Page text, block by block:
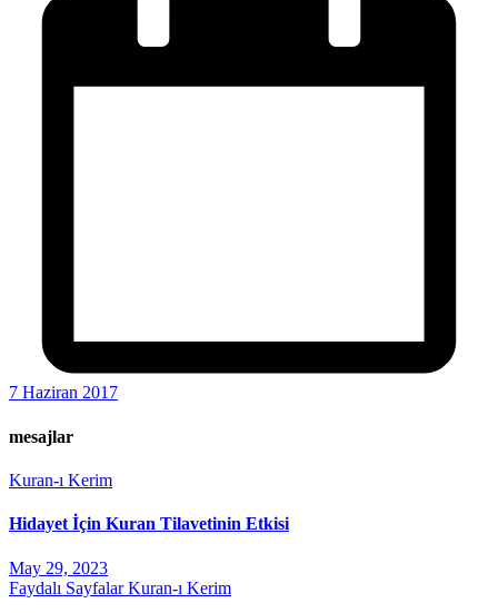
7 Haziran 2017
mesajlar
Kuran-ı Kerim
Hidayet İçin Kuran Tilavetinin Etkisi
May 29, 2023
Faydalı SayfalarKuran-ı Kerim